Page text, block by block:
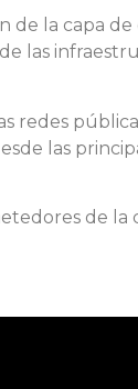
de la capa
las
redes
las
de la